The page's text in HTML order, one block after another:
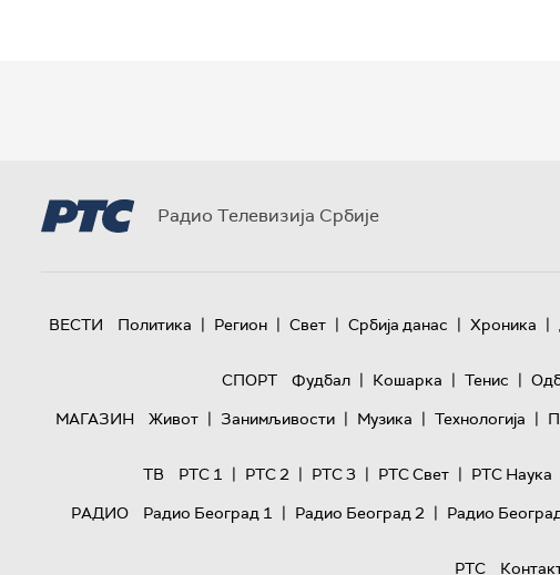
Радио Телевизија Србије
ВЕСТИ Политика | Регион | Свет | Србија данас | Хроника |
СПОРТ
Фудбал | Кошарка | Тенис |
МАГАЗИН
Живот | Занимљивости | Музика | Технологијa |
ТВ
РТС 1 | РТС 2 | РТС 3 | РТС Свет | РТС Наука
РАДИО
Радио Београд 1 | Радио Београд 2 | Радио
РТС